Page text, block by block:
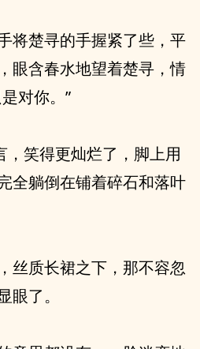
将楚寻的手握紧了些，平
眼含春水地望着楚寻，情
对你。”
，笑得更灿烂了，脚上用
全躺倒在铺着碎石和落叶
丝质长裙之下，那不容忽
眼了。